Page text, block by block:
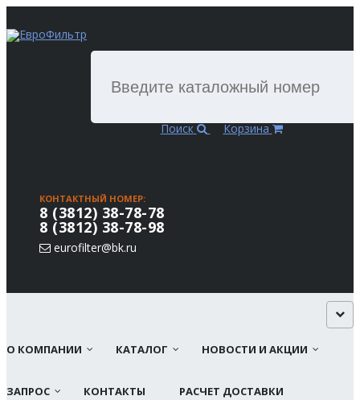
Поиск Корзина
КОНТАКТНЫЙ НОМЕР:
8 (3812) 38-78-78
8 (3812) 38-78-98
eurofilter@bk.ru
О КОМПАНИИ КАТАЛОГ НОВОСТИ И АКЦИИ
ЗАПРОС КОНТАКТЫ РАСЧЕТ ДОСТАВКИ